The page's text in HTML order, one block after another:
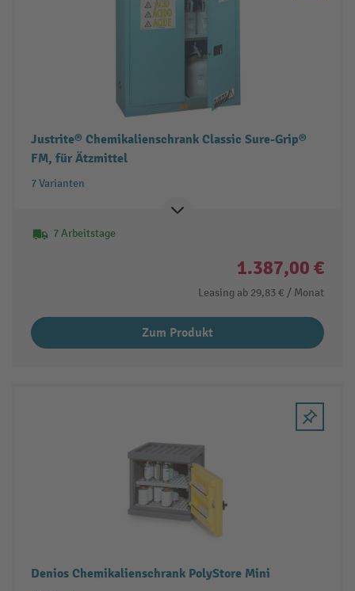
Justrite® Chemikalienschrank Classic Sure-Grip®
FM, für Ätzmittel
7 Varianten
7 Arbeitstage
1.387,00 €
Leasing ab 29,83 € / Monat
Zum Produkt
Denios Chemikalienschrank PolyStore Mini